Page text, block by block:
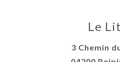
Le
3 Chemin